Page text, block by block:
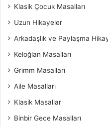
Klasik Çocuk Masalları
Uzun Hikayeler
Arkadaşlık ve Paylaşma
Keloğlan Masalları
Grimm Masalları
Aile Masalları
Klasik Masallar
Binbir Gece Masalları